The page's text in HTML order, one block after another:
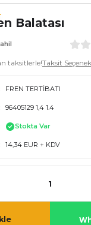
Balatası
taksitlerle!Taksit
FREN TERTİBATI
96405129 1,4 1.4
Stokta Var
14,34 EUR + KDV